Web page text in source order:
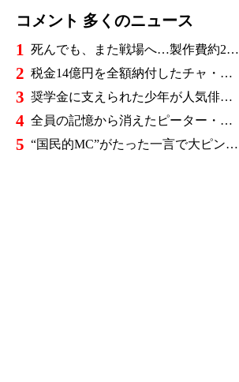
コメント 多くのニュース
1 死んでも、また戦場へ…製作費約276億円、世界興収584億円のSF大作『オール・ユー・ニード・イズ・キル』がついに配信
2 税金14億円を全額納付したチャ・ウヌ、今度は軍服姿で登場…鍛え上げた上半身に驚きの声
3 奨学金に支えられた少年が人気俳優へ…今度は子どもたちに総額5,000万円を寄付
4 全員の記憶から消えたピーター・パーカーに謎の敵と制御不能の新能力…『スパイダーマン：ブランド・ニュー・デイ』に期待爆発
5 “国民的MC”がたった一言で大ピンチ…劇場ミュージカルを巡る発言に批判続出、ついに長文で謝罪